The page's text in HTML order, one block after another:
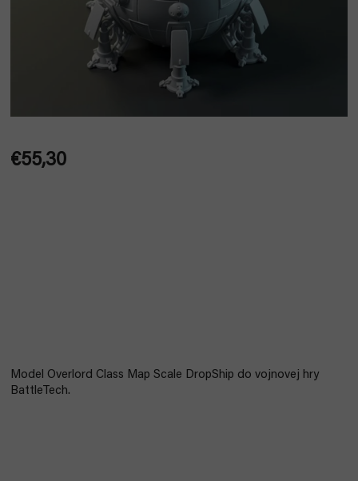
€55,30
Model Overlord Class Map Scale DropShip do vojnovej hry
BattleTech.